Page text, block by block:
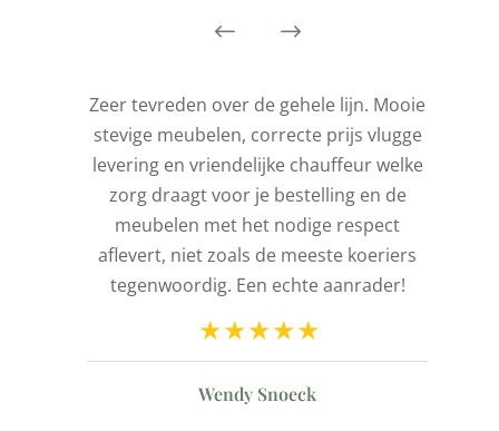
Zeer tevreden over de gehele lijn. Mooie
stevige meubelen, correcte prijs vlugge
levering en vriendelijke chauffeur welke
zorg draagt voor je bestelling en de
meubelen met het nodige respect
aflevert, niet zoals de meeste koeriers
tegenwoordig. Een echte aanrader!
Wendy Snoeck